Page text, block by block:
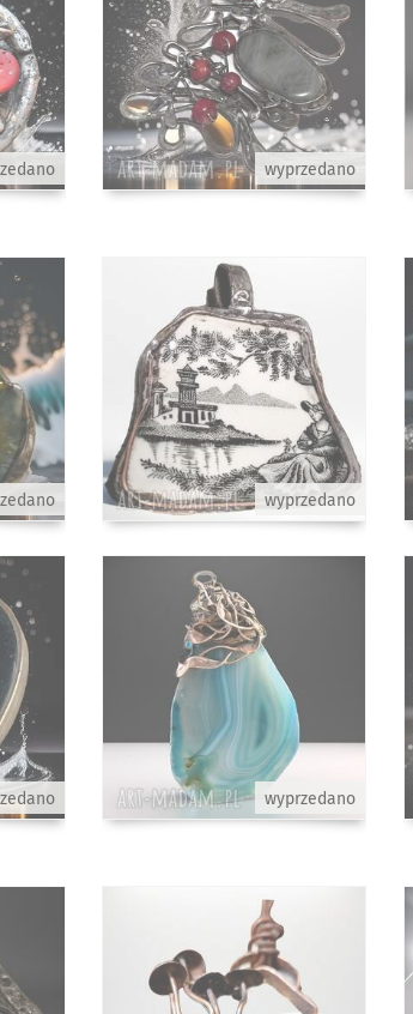
wyprzedano
wyprzedano
wyprzedano